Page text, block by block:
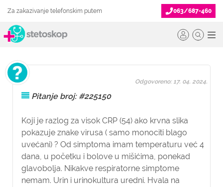
Za zakazivanje telefonskim putem 063/687-460
Pitanje broj: #225150
Koji je razlog za visok CRP (54) ako krvna slika
pokazuje znake virusa ( samo monociti blago
uvećani) ? Od simptoma imam temperaturu već 4
dana, u početku i bolove u mišićima, ponekad
glavobolja. Nikakve respiratorne simptome
nemam. Urin i urinokultura uredni. Hvala na
Odgovoreno: 17. 04. 2024.